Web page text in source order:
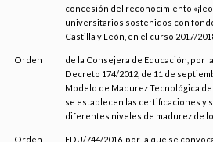
concesión del reconocimiento
universitarios sostenidos con
Castilla y León, en el curso 2017/
Orden
de la Consejera de Educación, por
Decreto 174/2012, de 11 de
Modelo de Madurez Tecnológica
se establecen las certificaciones y
diferentes niveles de madurez de
Orden EDU/744/2016, por la que se